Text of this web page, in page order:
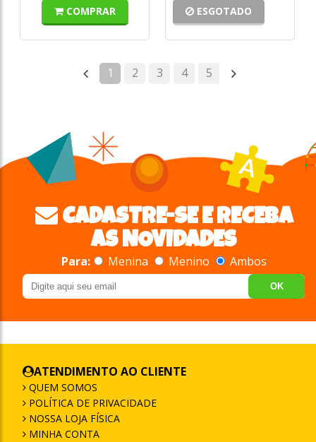
COMPRAR ESGOTADO
1 2 3 4 5
CADASTRE-SE E RECEBA
AS NOVIDADES
Para: Menina Menino Ambos
OK
ATENDIMENTO AO CLIENTE
QUEM SOMOS
POLÍTICA DE PRIVACIDADE
NOSSA LOJA FÍSICA
MINHA CONTA